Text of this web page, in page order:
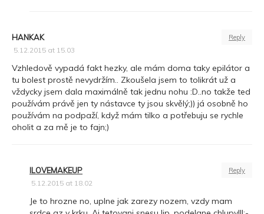
Reply
HANKAK
5.12.2015 at 15.03
Vzhledově vypadá fakt hezky, ale mám doma taky epilátor a
tu bolest prostě nevydržím.. Zkoušela jsem to tolikrát už a
vždycky jsem dala maximálně tak jednu nohu :D..no takže ted
používám právě jen ty nástavce ty jsou skvělý;)) já osobně ho
používám na podpaží, když mám tilko a potřebuju se rychle
oholit a za mě je to fajn;)
Reply
ILOVEMAKEUP
5.12.2015 at 18.02
Je to hrozne no, uplne jak zarezy nozem, vzdy mam